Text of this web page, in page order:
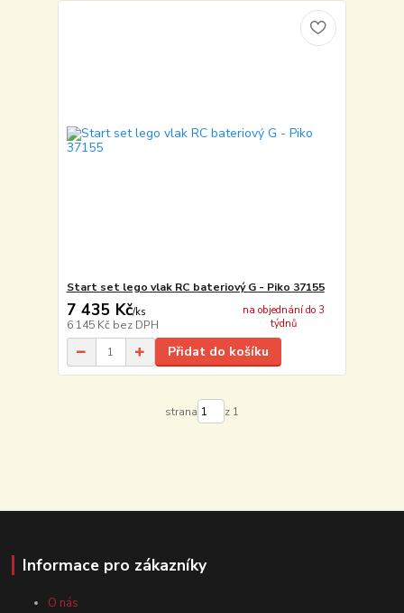
Start set lego vlak RC bateriový G - Piko 37155
7 435 Kč/ks
6 145 Kč bez DPH
na objednání do 3
týdnů
Přidat do košíku
strana z 1
Informace pro zákazníky
O nás